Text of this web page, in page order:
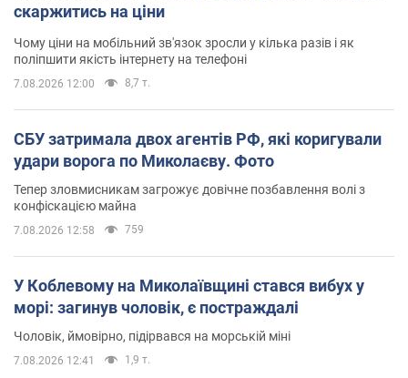
скаржитись на ціни
Чому ціни на мобільний зв'язок зросли у кілька разів і як
поліпшити якість інтернету на телефоні
7.08.2026 12:00 8,7 т.
СБУ затримала двох агентів РФ, які коригували
удари ворога по Миколаєву. Фото
Тепер зловмисникам загрожує довічне позбавлення волі з
конфіскацією майна
7.08.2026 12:58 759
У Коблевому на Миколаївщині стався вибух у
морі: загинув чоловік, є постраждалі
Чоловік, ймовірно, підірвався на морській міні
7.08.2026 12:41 1,9 т.